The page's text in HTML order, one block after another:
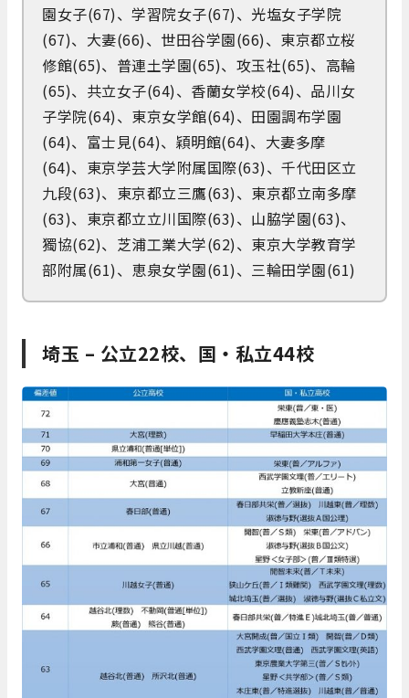
園女子(67)、学習院女子(67)、光塩女子学院
(67)、大妻(66)、世田谷学園(66)、東京都立桜
修館(65)、普連土学園(65)、攻玉社(65)、高輪
(65)、共立女子(64)、香蘭女学校(64)、品川女
子学院(64)、東京女学館(64)、田園調布学園
(64)、富士見(64)、穎明館(64)、大妻多摩
(64)、東京学芸大学附属国際(63)、千代田区立
九段(63)、東京都立三鷹(63)、東京都立南多摩
(63)、東京都立立川国際(63)、山脇学園(63)、
獨協(62)、芝浦工業大学(62)、東京大学教育学
部附属(61)、恵泉女学園(61)、三輪田学園(61)
埼玉 – 公立22校、国・私立44校